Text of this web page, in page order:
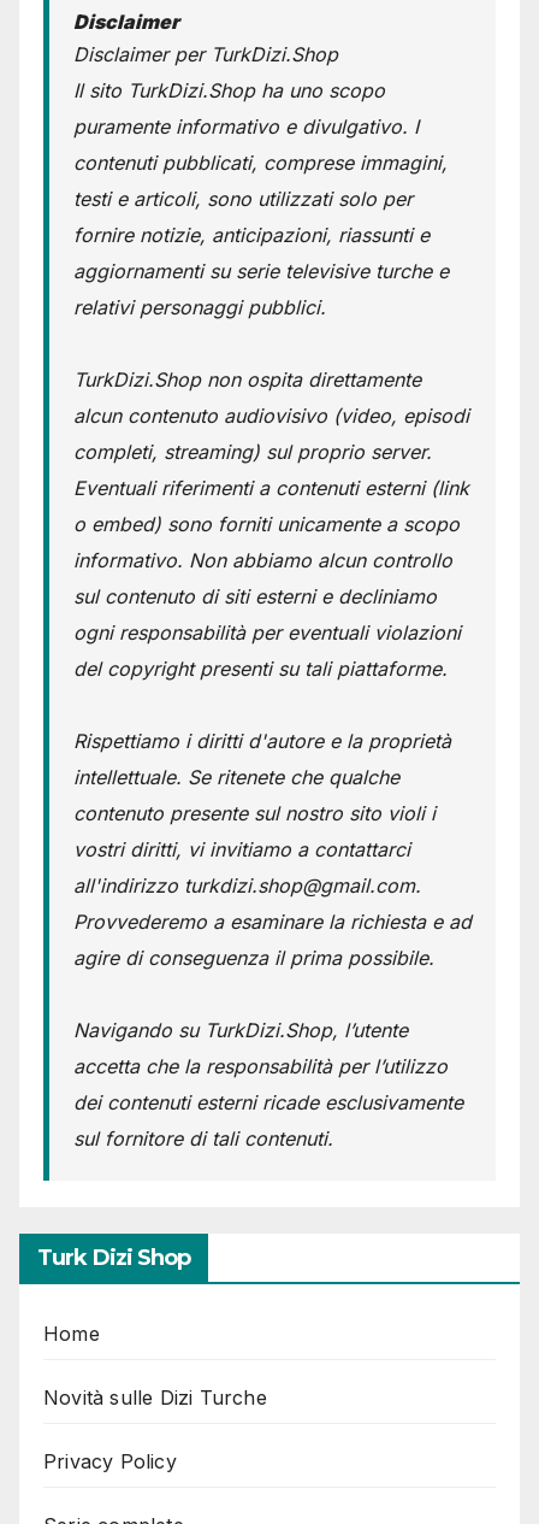
Disclaimer
Disclaimer per TurkDizi.Shop
Il sito TurkDizi.Shop ha uno scopo
puramente informativo e divulgativo. I
contenuti pubblicati, comprese immagini,
testi e articoli, sono utilizzati solo per
fornire notizie, anticipazioni, riassunti e
aggiornamenti su serie televisive turche e
relativi personaggi pubblici.
TurkDizi.Shop non ospita direttamente
alcun contenuto audiovisivo (video, episodi
completi, streaming) sul proprio server.
Eventuali riferimenti a contenuti esterni (link
o embed) sono forniti unicamente a scopo
informativo. Non abbiamo alcun controllo
sul contenuto di siti esterni e decliniamo
ogni responsabilità per eventuali violazioni
del copyright presenti su tali piattaforme.
Rispettiamo i diritti d'autore e la proprietà
intellettuale. Se ritenete che qualche
contenuto presente sul nostro sito violi i
vostri diritti, vi invitiamo a contattarci
all'indirizzo turkdizi.shop@gmail.com.
Provvederemo a esaminare la richiesta e ad
agire di conseguenza il prima possibile.
Navigando su TurkDizi.Shop, l’utente
accetta che la responsabilità per l’utilizzo
dei contenuti esterni ricade esclusivamente
sul fornitore di tali contenuti.
Turk Dizi Shop
Home
Novità sulle Dizi Turche
Privacy Policy